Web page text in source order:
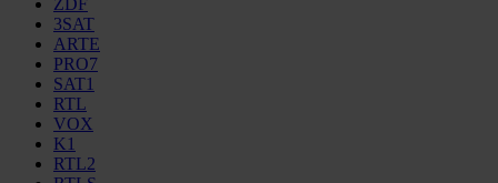
ZDF
3SAT
ARTE
PRO7
SAT1
RTL
VOX
K1
RTL2